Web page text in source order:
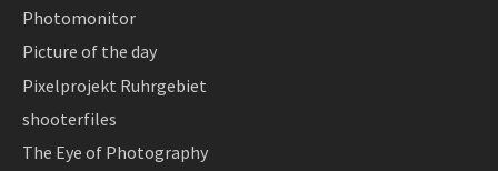
Photomonitor
Picture of the day
Pixelprojekt Ruhrgebiet
shooterfiles
The Eye of Photography